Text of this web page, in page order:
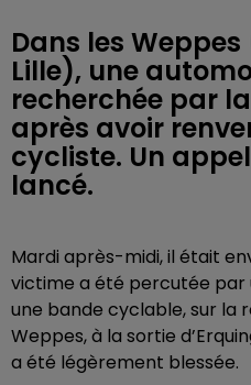
Dans les
Lille), une
recherchée par
après avoir
cycliste. Un
lancé.
Mardi après-midi, il était
victime a été percutée par
une bande cyclable, sur la
Weppes, à la sortie
a été légèrement blessée.